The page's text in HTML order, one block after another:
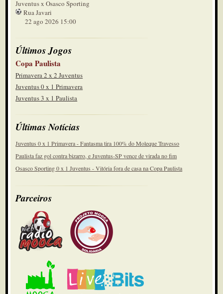
Juventus x Osasco Sporting
Rua Javari
22 ago 2026 15:00
Últimos Jogos
Copa Paulista
Primavera 2 x 2 Juventus
Juventus 0 x 1 Primavera
Juventus 3 x 1 Paulista
Últimas Notícias
Juventus 0 x 1 Primavera - Fantasma tira 100% do Moleque Travesso
Paulista faz gol contra bizarro, e Juventus-SP vence de virada no fim
Osasco Sporting 0 x 1 Juventus - Vitória fora de casa na Copa Paulista
Parceiros